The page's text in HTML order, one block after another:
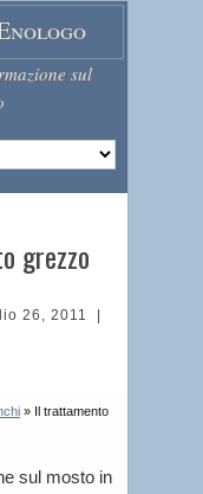
sul
grezzo
26, 2011
» Il trattamento
sul mosto in